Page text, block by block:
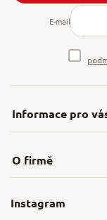
Informace pro
Obchodní
Nejčastější dotazy
E-mail
Instagram
O firmě